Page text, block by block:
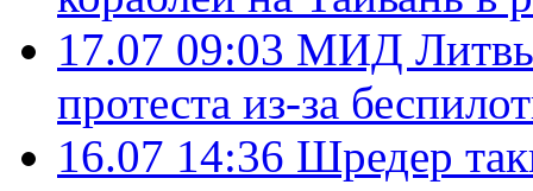
17.07 09:03 МИД Литвы
протеста из-за
16.07 14:36 Шредер